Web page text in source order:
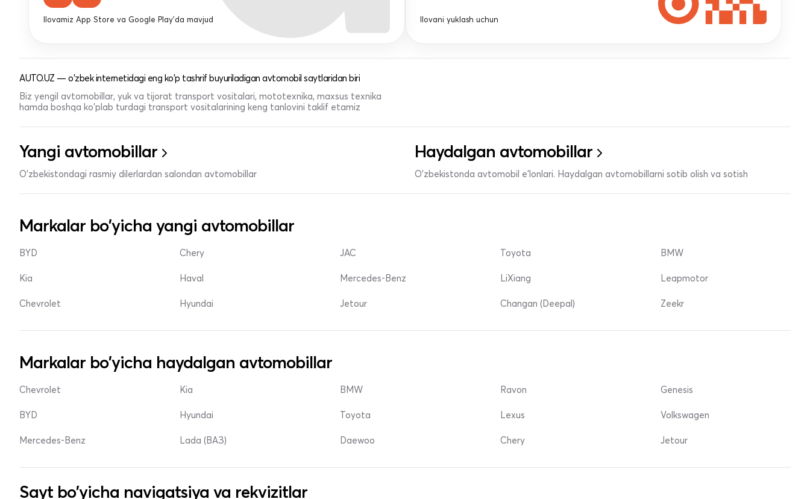
Ilovamiz App Store va Google Play'da mavjud Ilovani yuklash uchun
AUTO.UZ — o'zbek internetidagi eng ko'p tashrif buyuriladigan avtomobil saytlaridan biri
Biz yengil avtomobillar, yuk va tijorat transport vositalari, mototexnika, maxsus texnika
hamda boshqa ko'plab turdagi transport vositalarining keng tanlovini taklif etamiz
Yangi avtomobillar
O'zbekistondagi rasmiy dilerlardan salondan avtomobillar
Haydalgan avtomobillar
O'zbekistonda avtomobil e’lonlari. Haydalgan avtomobillarni sotib olish va sotish
Markalar bo'yicha yangi avtomobillar
BYD
Kia
Chevrolet
Chery
Haval
Hyundai
JAC
Mercedes-Benz
Jetour
Toyota
LiXiang
Changan (Deepal)
BMW
Leapmotor
Zeekr
Markalar bo'yicha haydalgan avtomobillar
Chevrolet
BYD
Mercedes-Benz
Kia
Hyundai
Lada (ВАЗ)
BMW
Toyota
Daewoo
Ravon
Lexus
Chery
Genesis
Volkswagen
Jetour
Sayt bo'yicha navigatsiya va rekvizitlar